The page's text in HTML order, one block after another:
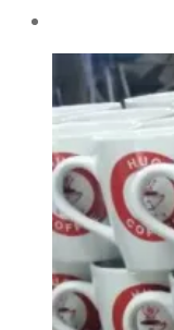
By